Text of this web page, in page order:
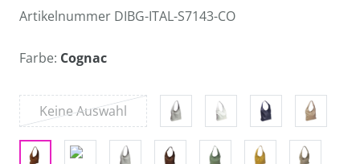
Artikelnummer DIBG-ITAL-S7143-CO
Farbe: Cognac
Keine Auswahl